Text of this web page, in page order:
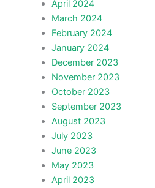
April 2024
March 2024
February 2024
January 2024
December 2023
November 2023
October 2023
September 2023
August 2023
July 2023
June 2023
May 2023
April 2023